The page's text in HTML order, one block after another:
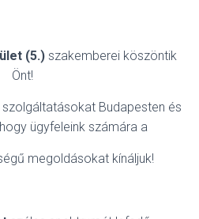
(5.) szakemberei köszöntik
Önt!
Budapesten és
ügyfeleink számára a
megoldásokat kínáljuk!